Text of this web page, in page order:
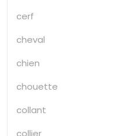
cerf
cheval
chien
chouette
collant
collier